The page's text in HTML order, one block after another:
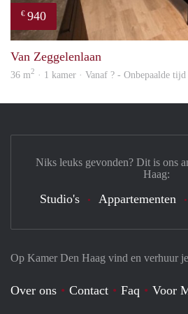
€ 940
Van Zeggelenlaan
36 m2 · 1 kamer · Vanaf ? - Onbepaalde tijd
Op Kamer Den Haag vind en verhuur
Over ons Contact Faq Voor
Niks leuks gevonden? Dit is ons
Haag:
Studio's Appartementen